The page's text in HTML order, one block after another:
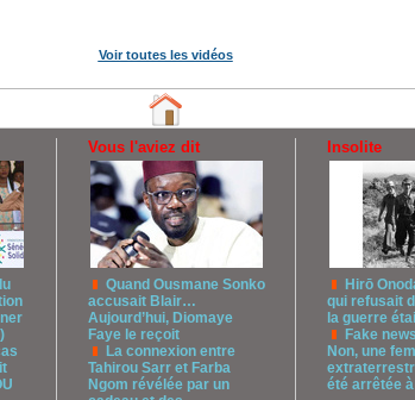
Voir toutes les vidéos
Vous l'aviez dit
Quand Ousmane Sonko
accusait Blair…
Aujourd’hui, Diomaye
Faye le reçoit
La connexion entre
Tahirou Sarr et Farba
Ngom révélée par un
Insolite
Hirō
qui refusait
la guerre
Fake
Non, une
été arrêtée